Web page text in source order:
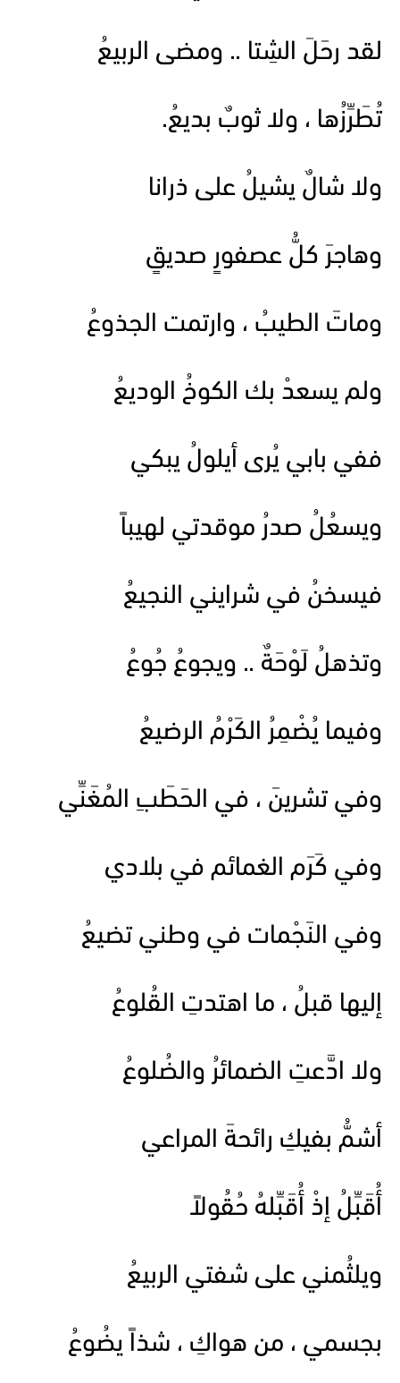
لقد رحَلَ الشِتا .. ومضى الربيعُ
تُطَرِّزُها ، ولا ثوبٌ بديعُ.
ولا شالٌ يشيلُ على ذرانا
وهاجرَ كلُّ عصفورٍ صديقٍ
وماتَ الطيبُ ، وارتمت الجذوعُ
ولم يسعدْ بك الكوخُ الوديعُ
ففي بابي يُرى أيلولُ يبكي
ويسعُلُ صدرُ موقدتي لهيباً
فيسخنُ في شرايني النجيعُ
وتذهلُ لَوْحَةٌ .. ويجوعُ جُوعُ
وفيما يُضْمِرُ الكَرْمُ الرضيعُ
وفي تشرينَ ، في الحَطَبِ المُغَنِّي
وفي كَرَم الغمائم في بلادي
وفي النَجْمات في وطني تضيعُ
إليها قبلُ ، ما اهتدتِ القُلوعُ
ولا ادَّعتِ الضمائرُ والضُلوعُ
أشمُّ بفيكِ رائحةَ المراعي
أُقَبِّلُ إذْ أُقَبِّلهُ حُقُولاً
ويلثُمني على شفتي الربيعُ
بجسمي ، من هواكِ ، شذاً يضُوعُ